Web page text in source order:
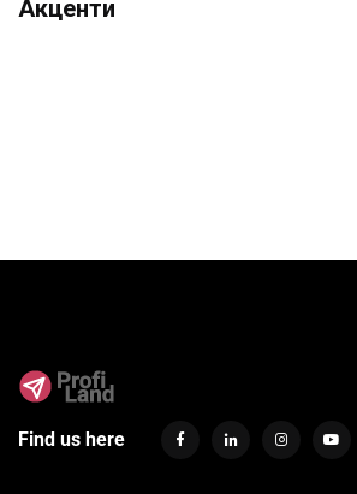
Акценти
Find us here